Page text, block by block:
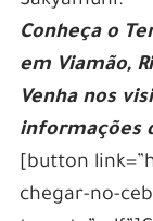
Conheça o
em Viamão,
Venha nos
informações
[button
chegar-no-